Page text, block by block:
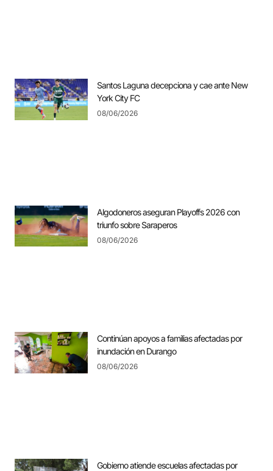
Santos Laguna decepciona y cae ante New
York City FC
08/06/2026
Algodoneros aseguran Playoffs 2026 con
triunfo sobre Saraperos
08/06/2026
Continúan apoyos a familias afectadas por
inundación en Durango
08/06/2026
Gobierno atiende escuelas afectadas por